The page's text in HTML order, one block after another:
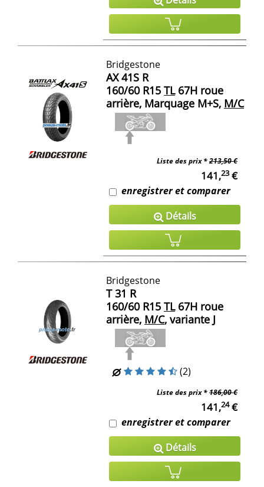
Bridgestone
AX 41S R
160/60 R15 TL67H roue
arrière, Marquage M+S, M/C
Liste des prix *213,50 €
141,23€
enregistrer et comparer
Détails
Bridgestone
T 31 R
160/60 R15 TL67H roue
arrière, M/C, variante J
(2)
Liste des prix *186,00 €
141,24€
enregistrer et comparer
Détails